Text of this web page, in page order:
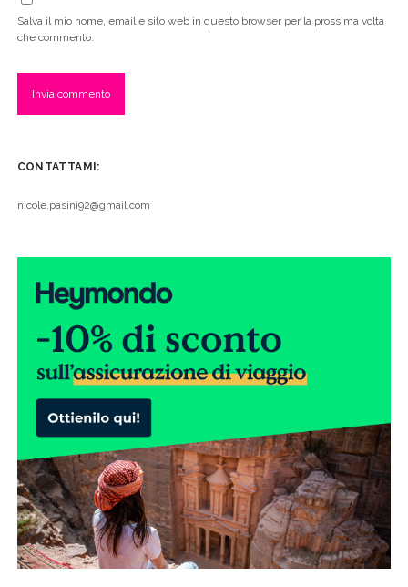
Salva il mio nome, email e sito web in questo browser per la prossima volta
che commento.
CONTATTAMI:
nicole.pasini92@gmail.com